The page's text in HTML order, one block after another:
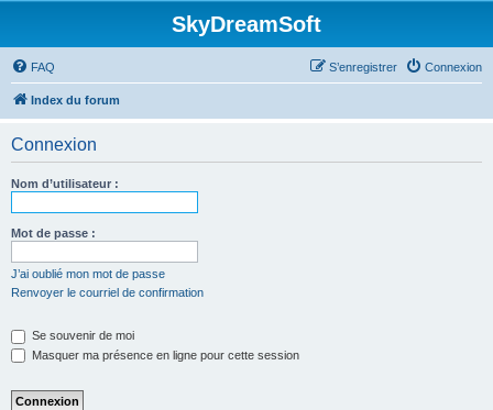
SkyDreamSoft
FAQ Connexion
S’enregistrer
Index du forum
Connexion
Nom d’utilisateur :
Mot de passe :
J’ai oublié mon mot de passe
Renvoyer le courriel de confirmation
Se souvenir de moi
Masquer ma présence en ligne pour cette session